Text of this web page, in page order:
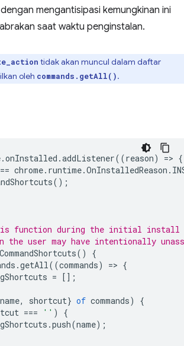
mengantisipasi kemungkinan ini
saat waktu penginstalan.
tidak akan muncul dalam daftar
oleh commands.getAll().
.onInstalled .addListener((reason) => {
chrome. runtime.OnInstalledReason .
();
function during the initial install
user may have intentionally
()
{
.getAll((commands) => {
= [];
name, shortcut} of commands)
{
=== '' )
{
.push(name);